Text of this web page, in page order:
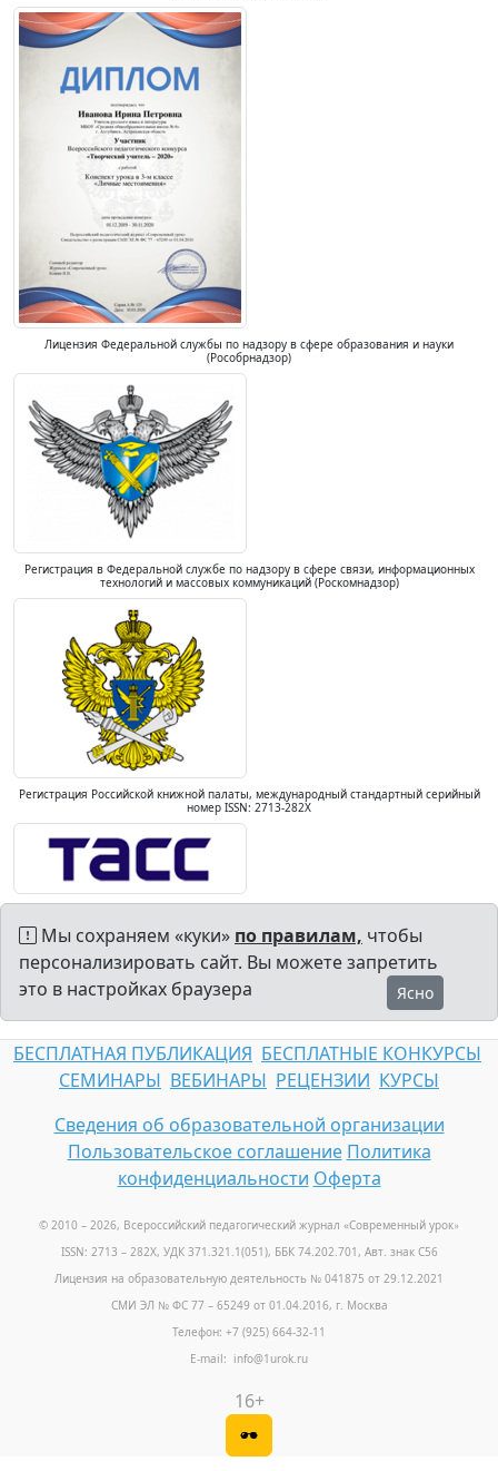
Лицензия Федеральной службы по надзору в сфере образования и науки
(Рособрнадзор)
Регистрация в Федеральной службе по надзору в сфере связи, информационных
технологий и массовых коммуникаций (Роскомнадзор)
Регистрация Российской книжной палаты, международный стандартный серийный
номер ISSN: 2713-282X
Мы сохраняем «куки» по правилам, чтобы
персонализировать сайт. Вы можете запретить
это в настройках браузера
Ясно
БЕСПЛАТНАЯ ПУБЛИКАЦИЯ БЕСПЛАТНЫЕ КОНКУРСЫ
СЕМИНАРЫ ВЕБИНАРЫ РЕЦЕНЗИИ КУРСЫ
Сведения об образовательной организации
Пользовательское соглашение Политика
конфиденциальности Оферта
© 2010 – 2026, Всероссийский педагогический журнал «Современный урок»
ISSN: 2713 – 282X, УДК 371.321.1(051), ББК 74.202.701, Авт. знак С56
Лицензия на образовательную деятельность № 041875 от 29.12.2021
СМИ ЭЛ № ФС 77 – 65249 от 01.04.2016, г. Москва
Телефон: +7 (925) 664-32-11
E-mail: info@1urok.ru
16+